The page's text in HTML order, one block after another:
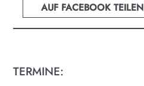
AUF FACEBOOK TEILEN
TERMINE: